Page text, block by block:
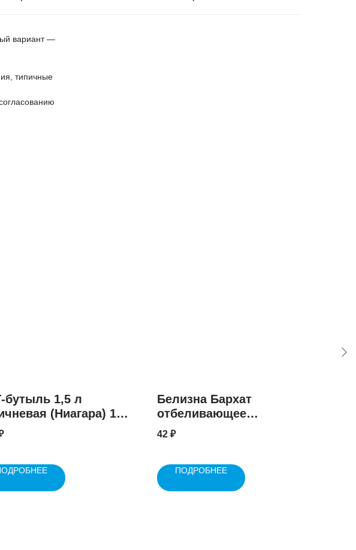
вариант —
типичные
бутыль 1,5 л
(Ниагара) 100
Белизна Бархат
отбеливающее
дезинфицирующее
42 ₽
ПОДРОБНЕЕ